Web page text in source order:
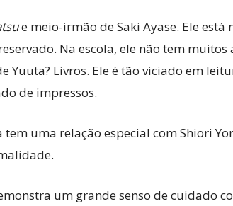
e meio-irmão de Saki Ayase. Ele
Na escola, ele não tem
Yuuta? Livros. Ele é tão viciado em
de impressos.
uma relação especial com Shiori
um grande senso de cuidado